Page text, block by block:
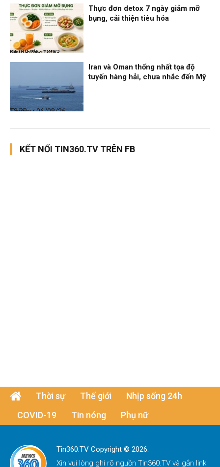
Nhịp sống 24h
06/08/26, 14:23
Thực đơn detox 7 ngày giảm mỡ
bụng, cải thiện tiêu hóa
Thời sự
06/08/26, 12:38
Iran và Oman thống nhất tọa độ
tuyến hàng hải, chưa nhắc đến Mỹ
KẾT NỐI TIN360.TV TRÊN FB
Thời sự Thế giới
Nhịp sống 24h
COVID-19
Tin nóng Phụ nữ
Tin360.TV Copyright © 2026.
Xin vui lòng ghi rõ nguồn Tin360.TV và gắn link